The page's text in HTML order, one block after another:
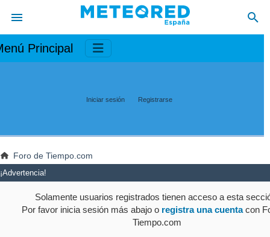
Principal
Iniciar sesión Registrarse
Foro de Tiempo.com
¡Advertencia!
Solamente usuarios registrados tienen acceso a esta
Por favor inicia sesión más abajo o registra una cuentacon
Tiempo.com